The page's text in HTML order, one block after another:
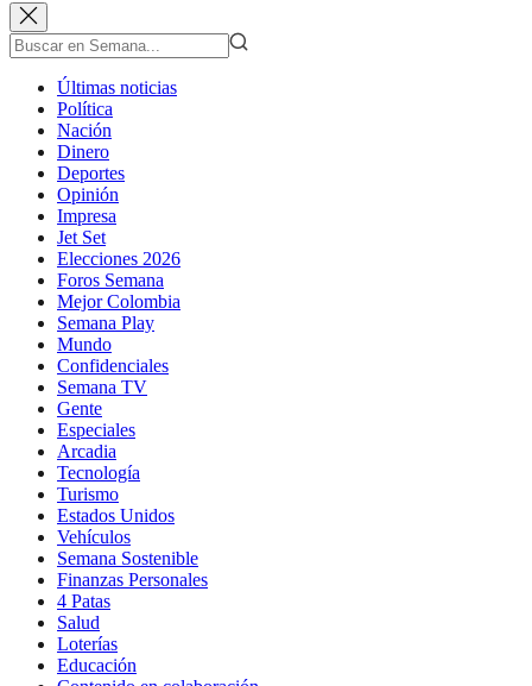
Últimas noticias
Política
Nación
Dinero
Deportes
Opinión
Impresa
Jet Set
Elecciones 2026
Foros Semana
Mejor Colombia
Semana Play
Mundo
Confidenciales
Semana TV
Gente
Especiales
Arcadia
Tecnología
Turismo
Estados Unidos
Vehículos
Semana Sostenible
Finanzas Personales
4 Patas
Salud
Loterías
Educación